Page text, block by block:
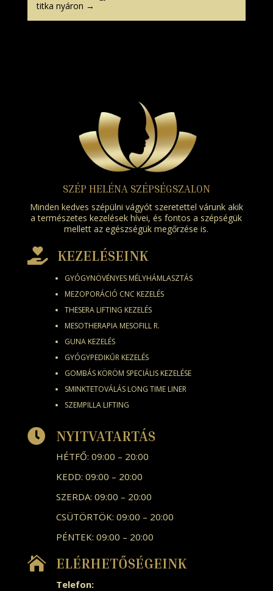
titka nyáron →
SZÉP HELÉNA SZÉPSÉGSZALON
Minden kedves szépülni vágyót szeretettel várunk akik
a természetes kezelések hívei, és fontos a szépségük
mellett az egészségük megőrzése is.
 KEZELÉSEINK
GYÓGYNÖVÉNYES MÉLYHÁMLASZTÁS
MEZOPORÁCIÓ CNC KEZELÉS
THESERA LIFTING KEZELÉS
MESOTHERAPIA MESOFILL R.
GUNA KEZELÉS
GYÓGYPEDIKŰR KEZELÉS
GOMBÁS KÖRÖM SPECIÁLIS KEZELÉSE
SMINKTETOVÁLÁS LONG TIME LINER
SZEMPILLA LIFTING
 NYITVATARTÁS
HÉTFŐ: 09:00 – 20:00
KEDD: 09:00 – 20:00
SZERDA: 09:00 – 20:00
CSÜTÖRTÖK: 09:00 – 20:00
PÉNTEK: 09:00 – 20:00
 ELÉRHETŐSÉGEINK
Telefon: